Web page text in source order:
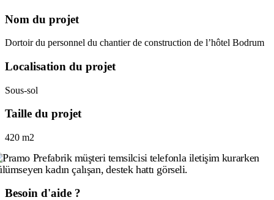
Nom du projet
Dortoir du personnel du chantier de construction de l’hôtel Bodrum
Localisation du projet
Sous-sol
Taille du projet
420 m2
Besoin d'aide ?